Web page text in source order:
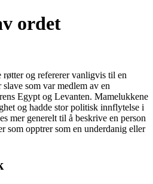
ordet
og refererer vanligvis til en
som var medlem av en
Egypt og Levanten. Mamelukkene
og hadde stor politisk innflytelse i
mer generelt til å beskrive en person
som opptrer som en underdanig eller